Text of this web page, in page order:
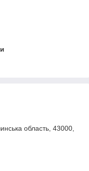
область, 43000,